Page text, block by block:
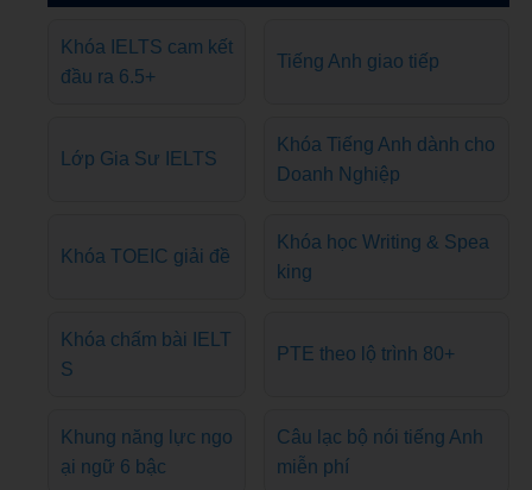
Khóa IELTS cam kết
đầu ra 6.5+
Tiếng Anh giao tiếp
Lớp Gia Sư IELTS
Khóa Tiếng Anh dành cho
Doanh Nghiệp
Khóa TOEIC giải đề
Khóa học Writing & Spea
king
Khóa chấm bài IELT
S
PTE theo lộ trình 80+
Khung năng lực ngo
ại ngữ 6 bậc
Câu lạc bộ nói tiếng Anh
miễn phí